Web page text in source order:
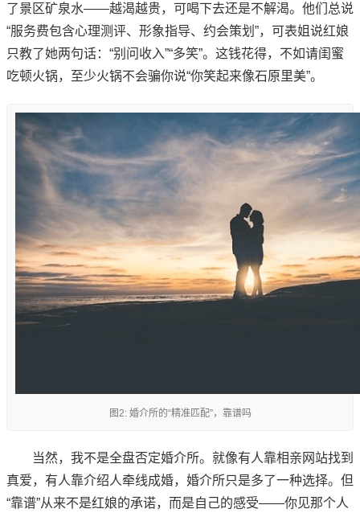
了景区矿泉水——越渴越贵，可喝下去还是不解渴。他们总说
“服务费包含心理测评、形象指导、约会策划”，可表姐说红娘
只教了她两句话：“别问收入”“多笑”。这钱花得，不如请闺蜜
吃顿火锅，至少火锅不会骗你说“你笑起来像石原里美”。
图2: 婚介所的“精准匹配”，靠谱吗
当然，我不是全盘否定婚介所。就像有人靠相亲网站找到
真爱，有人靠介绍人牵线成婚，婚介所只是多了一种选择。但
“靠谱”从来不是红娘的承诺，而是自己的感受——你见那个人